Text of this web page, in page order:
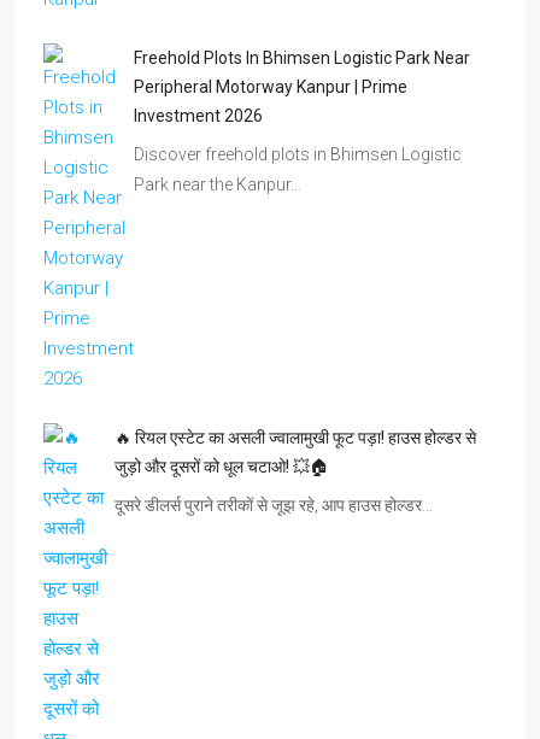
Freehold Plots In Bhimsen Logistic Park Near
Peripheral Motorway Kanpur | Prime
Investment 2026
Discover freehold plots in Bhimsen Logistic
Park near the Kanpur…
🔥 रियल एस्टेट का असली ज्वालामुखी फूट पड़ा! हाउस होल्डर से
जुड़ो और दूसरों को धूल चटाओ! 💥🏠
दूसरे डीलर्स पुराने तरीकों से जूझ रहे, आप हाउस होल्डर…